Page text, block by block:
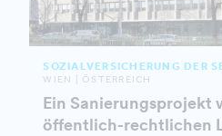
SOZIALVERSICHERUNG DER
WIEN | ÖSTERREICH
Ein Sanierungsprojekt
öffentlich-rechtlichen